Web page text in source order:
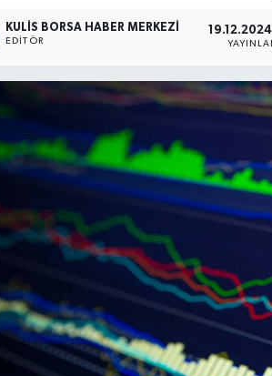
KULIS BORSA HABER MERKEZI
EDITÖR